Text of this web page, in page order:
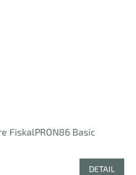
FiskalPRON86 Basic
DETAIL